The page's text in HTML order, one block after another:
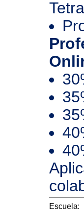
Escuela: